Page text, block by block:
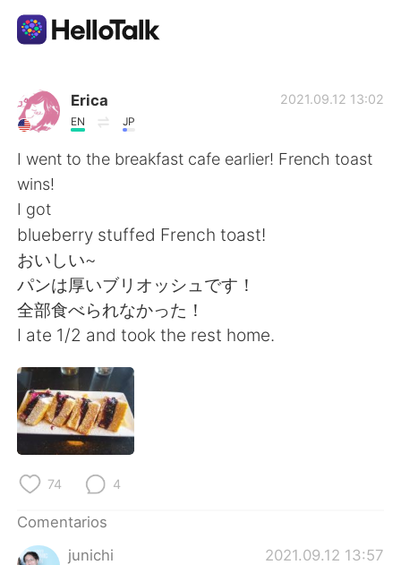
Aplicación de intercambio de idiomas
Español
English
繁體中文 العربية
日本語
Русский
Indonesia
Erica
EN JP
2021.09.12 13:02
I went to the breakfast cafe earlier! French toast
wins!
I got
blueberry stuffed French toast!
おいしい~
パンは厚いブリオッシュです！
全部食べられなかった！
I ate 1/2 and took the rest home.
74 4
Comentarios
junichi
2021.09.12 13:57